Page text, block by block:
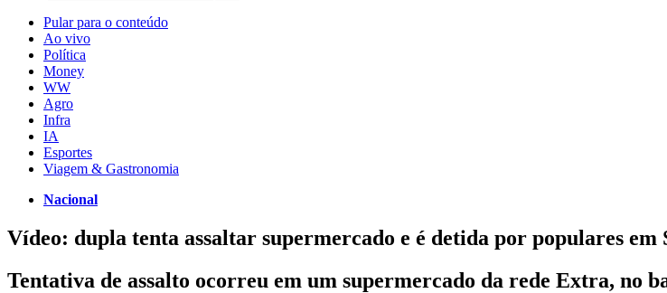
Pular para o conteúdo
Ao vivo
Política
Money
WW
Agro
Infra
IA
Esportes
Viagem & Gastronomia
Nacional
Vídeo: dupla tenta assaltar supermercado e é detida por populares em
Tentativa de assalto ocorreu em um supermercado da rede Extra, no